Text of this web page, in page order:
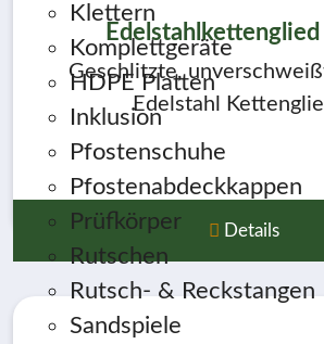
Klettern
Komplettgeräte
HDPE Platten
Inklusion
Pfostenschuhe
Pfostenabdeckkappen
Prüfkörper
Rutschen
Rutsch- & Reckstangen
Sandspiele
Geschlitzte,
Edelstahl
Details